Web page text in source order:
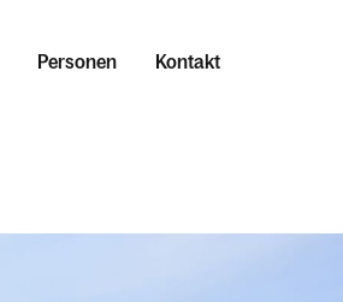
Personen Kontakt